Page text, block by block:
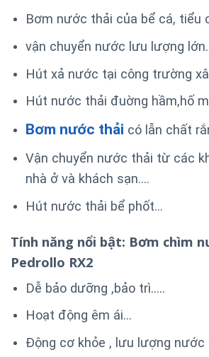
Bơm nước thải của bể cá, tiểu
vận chuyển nước lưu lượng
Hút xả nước tại công trường
Hút nước thải đuờng hầm,hố
Bơm nước thải có lẫn chất
Vận chuyển nước thải từ các
nhà ở và khách sạn….
Hút nước thải bể phốt…
Tính năng nổi bật: Bơm chìm
Pedrollo RX2
Dễ bảo dưỡng ,bảo trì.….
Hoạt động êm ái…
Động cơ khỏe , lưu lượng nước